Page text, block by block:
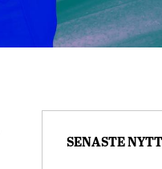
SENASTE NYTT